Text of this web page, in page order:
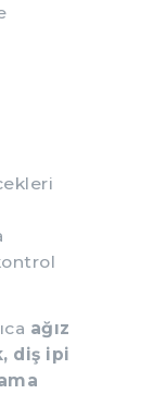
ağız
diş ipi